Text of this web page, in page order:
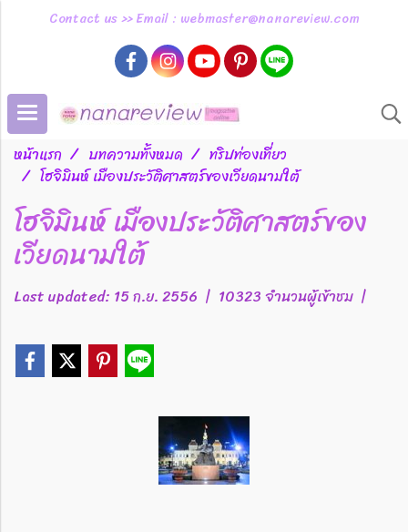
Contact us >> Email : webmaster@nanareview.com
หน้าแรก บทความทั้งหมด
ทริปท่องเที่ยว
โฮจิมินห์ เมืองประวัติศาสตร์ของเวียดนามใต้
โฮจิมินห์ เมืองประวัติศาสตร์ของ
เวียดนามใต้
Last updated: 15 ก.ย. 2556 | 10323 จำนวนผู้เข้าชม |